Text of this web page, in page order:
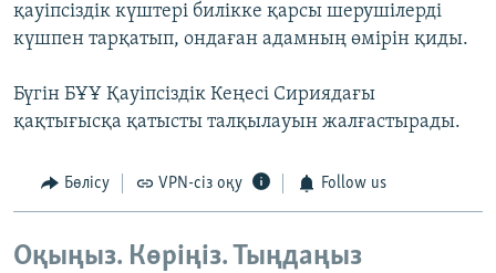
қауіпсіздік күштері билікке қарсы шерушілерді
күшпен тарқатып, ондаған адамның өмірін қиды.
Бүгін БҰҰ Қауіпсіздік Кеңесі Сириядағы
қақтығысқа қатысты талқылауын жалғастырады.
Бөлісу VPN-сіз оқу Follow us
Оқыңыз. Көріңіз. Тыңдаңыз